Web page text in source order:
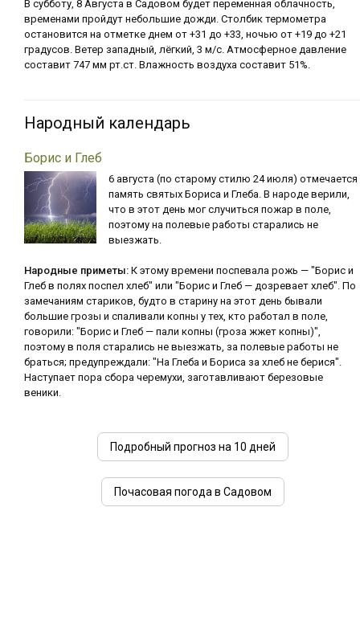
В субботу, 8 Августа в Садовом будет переменная облачность,
временами пройдут небольшие дожди. Столбик термометра
остановится на отметке днем от +31 до +33, ночью от +19 до +21
градусов. Ветер западный, лёгкий, 3 м/с. Атмосферное давление
составит 747 мм рт.ст. Влажность воздуха составит 51%.
Народный календарь
Борис и Глеб
6 августа (по старому стилю 24 июля) отмечается
память святых Бориса и Глеба. В народе верили,
что в этот день мог случиться пожар в поле,
поэтому на полевые работы старались не
выезжать.
Народные приметы: К этому времени поспевала рожь — "Борис и
Глеб в полях поспел хлеб" или "Борис и Глеб — дозревает хлеб". По
замечаниям стариков, будто в старину на этот день бывали
большие грозы и спаливали копны у тех, кто работал в поле,
говорили: "Борис и Глеб — пали копны (гроза жжет копны)",
поэтому в поля старались не выезжать, за полевые работы не
браться; предупреждали: "На Глеба и Бориса за хлеб не берися".
Наступает пора сбора черемухи, заготавливают березовые
веники.
Подробный прогноз на 10 дней
Почасовая погода в Садовом